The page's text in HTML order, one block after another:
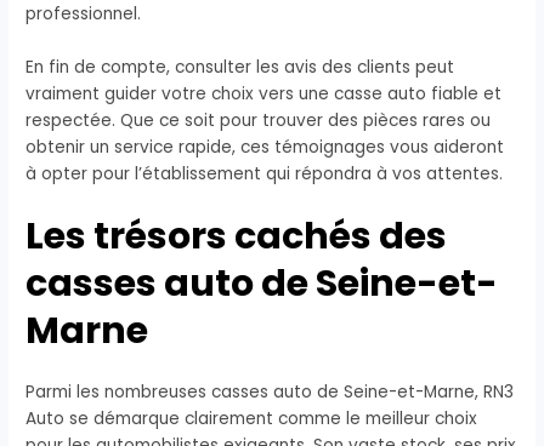
professionnel.
En fin de compte, consulter les avis des clients peut
vraiment guider votre choix vers une casse auto fiable et
respectée. Que ce soit pour trouver des pièces rares ou
obtenir un service rapide, ces témoignages vous aideront
à opter pour l’établissement qui répondra à vos attentes.
Les trésors cachés des
casses auto de Seine-et-
Marne
Parmi les nombreuses casses auto de Seine-et-Marne, RN3
Auto se démarque clairement comme le meilleur choix